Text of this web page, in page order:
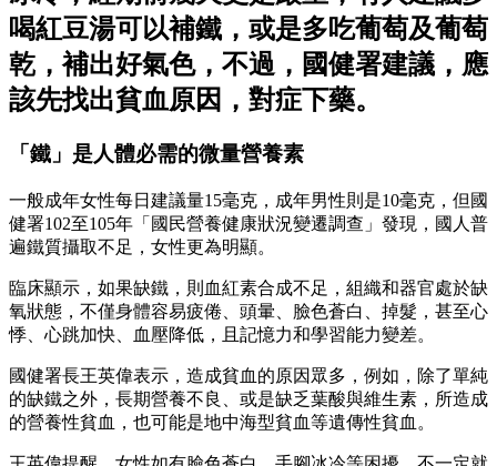
喝紅豆湯可以補鐵，或是多吃葡萄及葡萄
乾，補出好氣色，不過，國健署建議，應
該先找出貧血原因，對症下藥。
「鐵」是人體必需的微量營養素
一般成年女性每日建議量15毫克，成年男性則是10毫克，但國
健署102至105年「國民營養健康狀況變遷調查」發現，國人普
遍鐵質攝取不足，女性更為明顯。
臨床顯示，如果缺鐵，則血紅素合成不足，組織和器官處於缺
氧狀態，不僅身體容易疲倦、頭暈、臉色蒼白、掉髮，甚至心
悸、心跳加快、血壓降低，且記憶力和學習能力變差。
國健署長王英偉表示，造成貧血的原因眾多，例如，除了單純
的缺鐵之外，長期營養不良、或是缺乏葉酸與維生素，所造成
的營養性貧血，也可能是地中海型貧血等遺傳性貧血。